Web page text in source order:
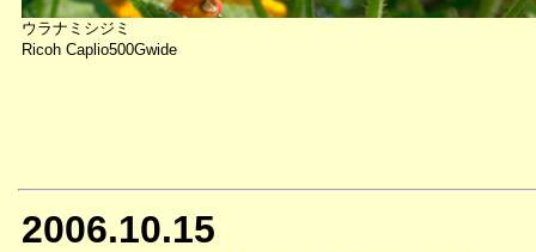
ウラナミシジミ
Ricoh Caplio500Gwide
2006.10.15